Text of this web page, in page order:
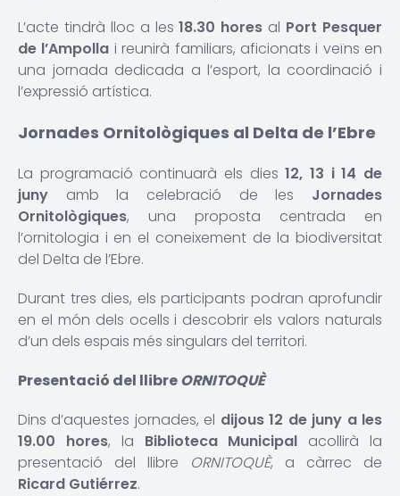
L’acte tindrà lloc a les18.30 hores al Port Pesquer
de l’Ampolla i reunirà familiars, aficionats i veïns en
una jornada dedicada a l’esport, la coordinació i
l’expressió artística.
Jornades Ornitològiques al Delta de l’Ebre
La programació continuarà els dies12, 13 i 14 de
juny amb la celebració de les Jornades
Ornitològiques, una proposta centrada en
l’ornitologia i en el coneixement de la biodiversitat
del Delta de l’Ebre.
Durant tres dies, els participants podran aprofundir
en el món dels ocells i descobrir els valors naturals
d’un dels espais més singulars del territori.
Presentació del llibreORNITOQUÈ
Dins d’aquestes jornades, el dijous 12 de juny a les
19.00 hores, la Biblioteca Municipal acollirà la
presentació del llibre ORNITOQUÈ, a càrrec de
Ricard Gutiérrez.